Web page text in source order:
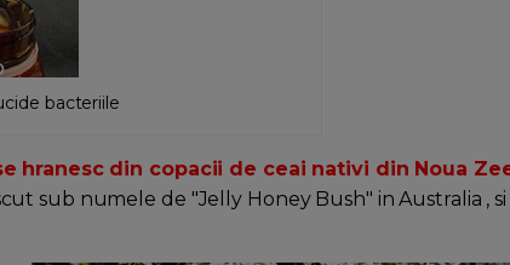
bacteriile
hranesc din copacii de ceai nativi din Noua
sub numele de "Jelly Honey Bush" in Australia ,